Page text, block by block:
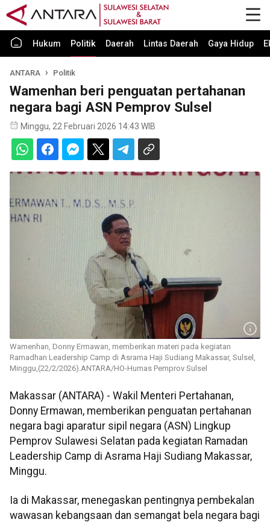
Hukum Politik Daerah Lintas Daerah Gaya Hidup
ANTARA Politik
Wamenhan beri penguatan pertahanan
negara bagi ASN Pemprov Sulsel
Minggu, 22 Februari 2026 14:43 WIB
Wamenhan, Donny Ermawan, memberikan materi pada kegiatan
Ramadhan Leadership Camp di Asrama Haji Sudiang Makassar, Sulsel,
Minggu,(22/2/2026).ANTARA/HO-Humas Pemprov Sulsel
Makassar (ANTARA) - Wakil Menteri Pertahanan,
Donny Ermawan, memberikan penguatan pertahanan
negara bagi aparatur sipil negara (ASN) Lingkup
Pemprov Sulawesi Selatan pada kegiatan Ramadan
Leadership Camp di Asrama Haji Sudiang Makassar,
Minggu.
Ia di Makassar, menegaskan pentingnya pembekalan
wawasan kebangsaan dan semangat bela negara bagi